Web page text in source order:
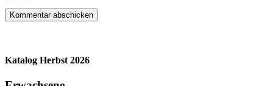
Katalog Herbst 2026